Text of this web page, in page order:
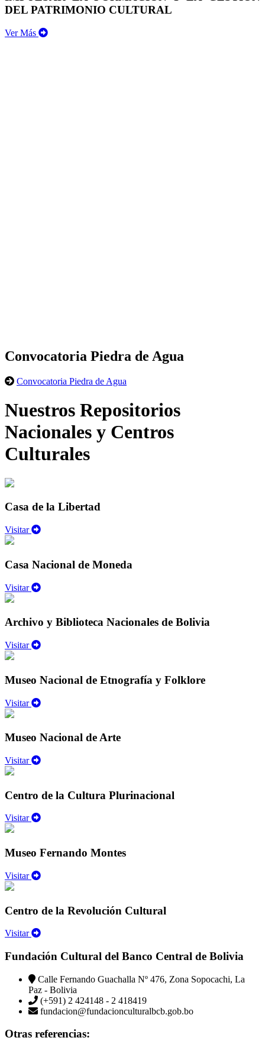
DEL PATRIMONIO CULTURAL
Ver Más
Convocatoria Piedra de Agua
Convocatoria Piedra de Agua
Nuestros Repositorios
Nacionales y Centros
Culturales
Casa de la Libertad
Visitar
Casa Nacional de Moneda
Visitar
Archivo y Biblioteca Nacionales de Bolivia
Visitar
Museo Nacional de Etnografía y Folklore
Visitar
Museo Nacional de Arte
Visitar
Centro de la Cultura Plurinacional
Visitar
Museo Fernando Montes
Visitar
Centro de la Revolución Cultural
Visitar
Fundación Cultural del Banco Central de Bolivia
Calle Fernando Guachalla Nº 476, Zona Sopocachi, La
Paz - Bolivia
(+591) 2 424148 - 2 418419
fundacion@fundacionculturalbcb.gob.bo
Otras referencias: